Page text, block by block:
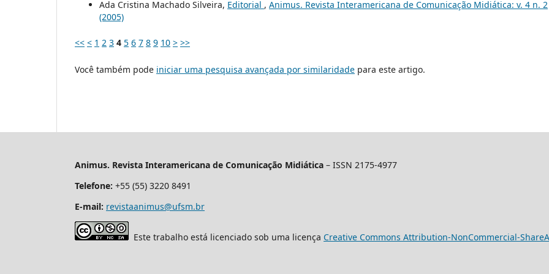
Ada Cristina Machado Silveira, Editorial , Animus. Revista Interamericana de Comunicação Midiática: v. 4 n. 2
(2005)
<< < 1 2 3 4 5 6 7 8 9 10 > >>
Você também pode iniciar uma pesquisa avançada por similaridade para este artigo.
Animus. Revista Interamericana de Comunicação Midiática – ISSN 2175-4977
Telefone: +55 (55) 3220 8491
E-mail: revistaanimus@ufsm.br
Este trabalho está licenciado sob uma licença Creative Commons Attribution-NonCommercial-